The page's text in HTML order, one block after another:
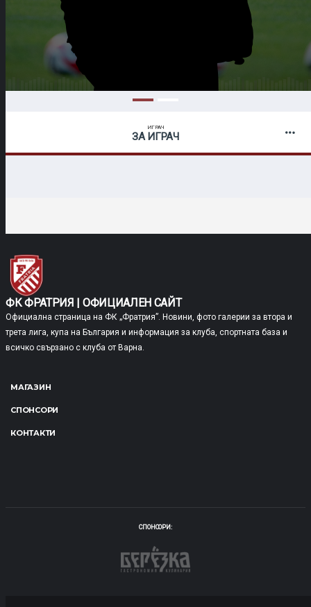
ИГРАЧ
ЗА ИГРАЧ
ФК ФРАТРИЯ | ОФИЦИАЛЕН САЙТ
Официална страница на ФК „Фратрия”. Новини, фото галерии за втора и
трета лига, купа на България и информация за клуба, спортната база и
всичко свързано с клуба от Варна.
МАГАЗИН
СПОНСОРИ
КОНТАКТИ
СПОНСОРИ: